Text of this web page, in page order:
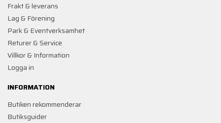
Frakt & leverans
Lag & Förening
Park & Eventverksamhet
Returer & Service
Villkor & Information
Logga in
INFORMATION
Butiken rekommenderar
Butiksguider